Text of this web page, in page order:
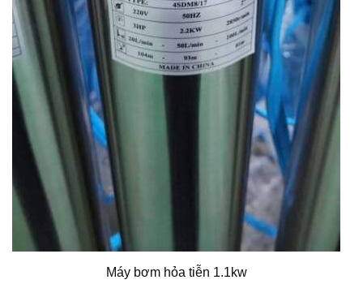
Máy bơm hỏa tiễn 1.1kw